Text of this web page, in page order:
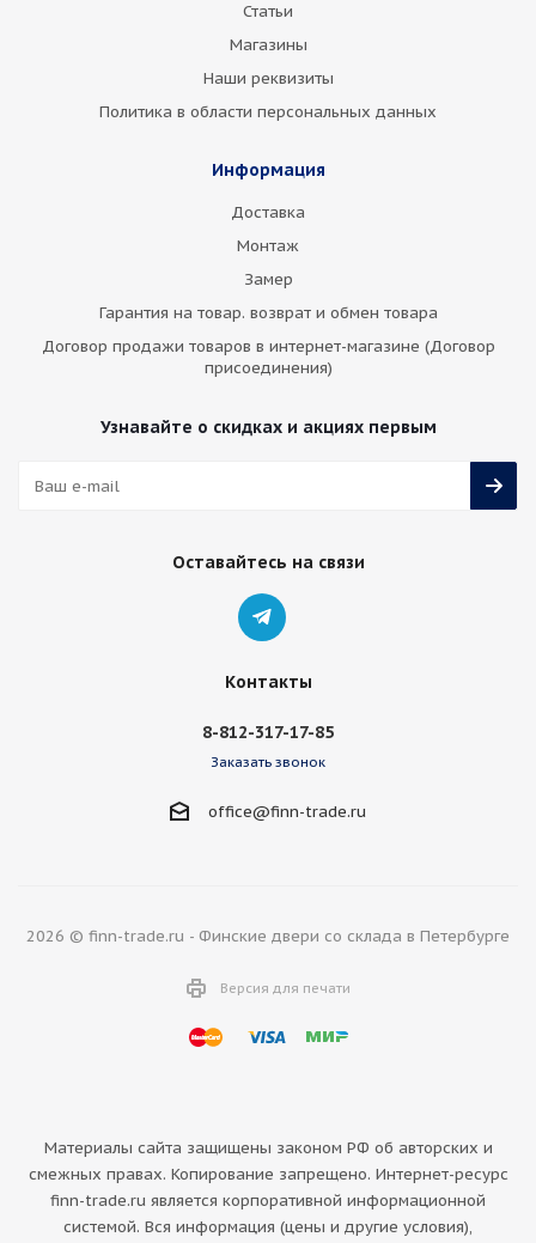
Статьи
Магазины
Наши реквизиты
Политика в области персональных данных
Информация
Доставка
Монтаж
Замер
Гарантия на товар. возврат и обмен товара
Договор продажи товаров в интернет-магазине (Договор
присоединения)
Узнавайте о скидках и акциях первым
Оставайтесь на связи
Контакты
8-812-317-17-85
Заказать звонок
office@finn-trade.ru
2026 © finn-trade.ru - Финские двери со склада в Петербурге
Версия для печати
Материалы сайта защищены законом РФ об авторских и
смежных правах. Копирование запрещено. Интернет-ресурс
finn-trade.ru является корпоративной информационной
системой. Вся информация (цены и другие условия),